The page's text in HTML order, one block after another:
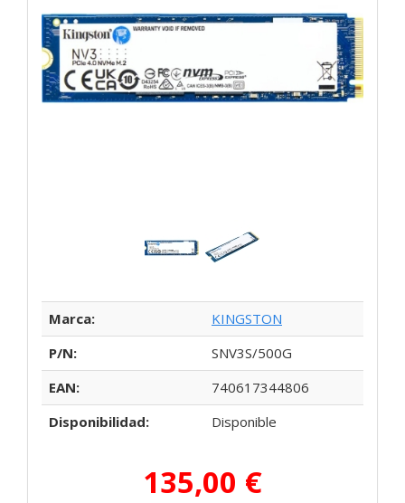
Marca:
KINGSTON
P/N:
SNV3S/500G
EAN:
740617344806
Disponibilidad:
Disponible
135,00 €